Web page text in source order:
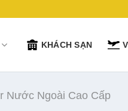
KHÁCH SẠN
Nước Ngoài Cao Cấp